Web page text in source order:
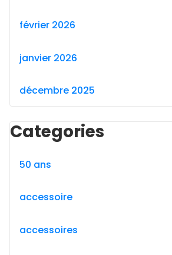
février 2026
janvier 2026
décembre 2025
Categories
50 ans
accessoire
accessoires